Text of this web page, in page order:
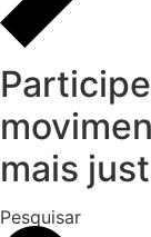
mais
Pesquisar